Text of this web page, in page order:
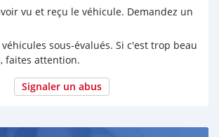
vu et reçu le véhicule. Demandez un
sous-évalués. Si c'est trop beau
faites attention.
Signaler un abus